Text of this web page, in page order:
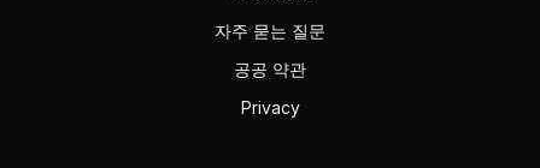
자주 묻는 질문
공공 약관
Privacy